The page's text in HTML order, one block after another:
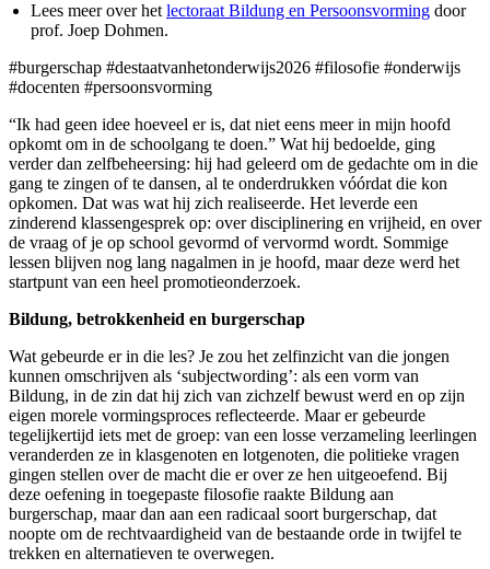
Lees meer over het lectoraat Bildung en Persoonsvorming door
prof. Joep Dohmen.
#burgerschap #destaatvanhetonderwijs2026 #filosofie #onderwijs
#docenten #persoonsvorming
“Ik had geen idee hoeveel er is, dat niet eens meer in mijn hoofd
opkomt om in de schoolgang te doen.” Wat hij bedoelde, ging
verder dan zelfbeheersing: hij had geleerd om de gedachte om in die
gang te zingen of te dansen, al te onderdrukken vóórdat die kon
opkomen. Dat was wat hij zich realiseerde. Het leverde een
zinderend klassengesprek op: over disciplinering en vrijheid, en over
de vraag of je op school gevormd of vervormd wordt. Sommige
lessen blijven nog lang nagalmen in je hoofd, maar deze werd het
startpunt van een heel promotieonderzoek.
Bildung, betrokkenheid en burgerschap
Wat gebeurde er in die les? Je zou het zelfinzicht van die jongen
kunnen omschrijven als ‘subjectwording’: als een vorm van
Bildung, in de zin dat hij zich van zichzelf bewust werd en op zijn
eigen morele vormingsproces reflecteerde. Maar er gebeurde
tegelijkertijd iets met de groep: van een losse verzameling leerlingen
veranderden ze in klasgenoten en lotgenoten, die politieke vragen
gingen stellen over de macht die er over ze hen uitgeoefend. Bij
deze oefening in toegepaste filosofie raakte Bildung aan
burgerschap, maar dan aan een radicaal soort burgerschap, dat
noopte om de rechtvaardigheid van de bestaande orde in twijfel te
trekken en alternatieven te overwegen.